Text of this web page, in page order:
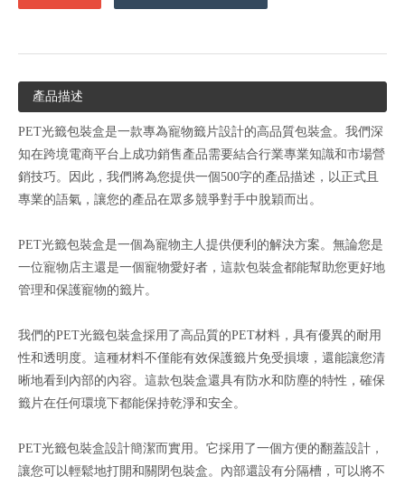
產品描述
PET光籤包裝盒是一款專為寵物籤片設計的高品質包裝盒。我們深
知在跨境電商平台上成功銷售產品需要結合行業專業知識和市場營
銷技巧。因此，我們將為您提供一個500字的產品描述，以正式且
專業的語氣，讓您的產品在眾多競爭對手中脫穎而出。
PET光籤包裝盒是一個為寵物主人提供便利的解決方案。無論您是
一位寵物店主還是一個寵物愛好者，這款包裝盒都能幫助您更好地
管理和保護寵物的籤片。
我們的PET光籤包裝盒採用了高品質的PET材料，具有優異的耐用
性和透明度。這種材料不僅能有效保護籤片免受損壞，還能讓您清
晰地看到內部的內容。這款包裝盒還具有防水和防塵的特性，確保
籤片在任何環境下都能保持乾淨和安全。
PET光籤包裝盒設計簡潔而實用。它採用了一個方便的翻蓋設計，
讓您可以輕鬆地打開和關閉包裝盒。內部還設有分隔槽，可以將不